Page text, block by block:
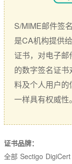
S/MIME邮件签
是CA机构提供
证书，对电子
的数字签名证
料及个人用户
一样具有权威性。
证书品牌：
全部 Sectigo DigiCert